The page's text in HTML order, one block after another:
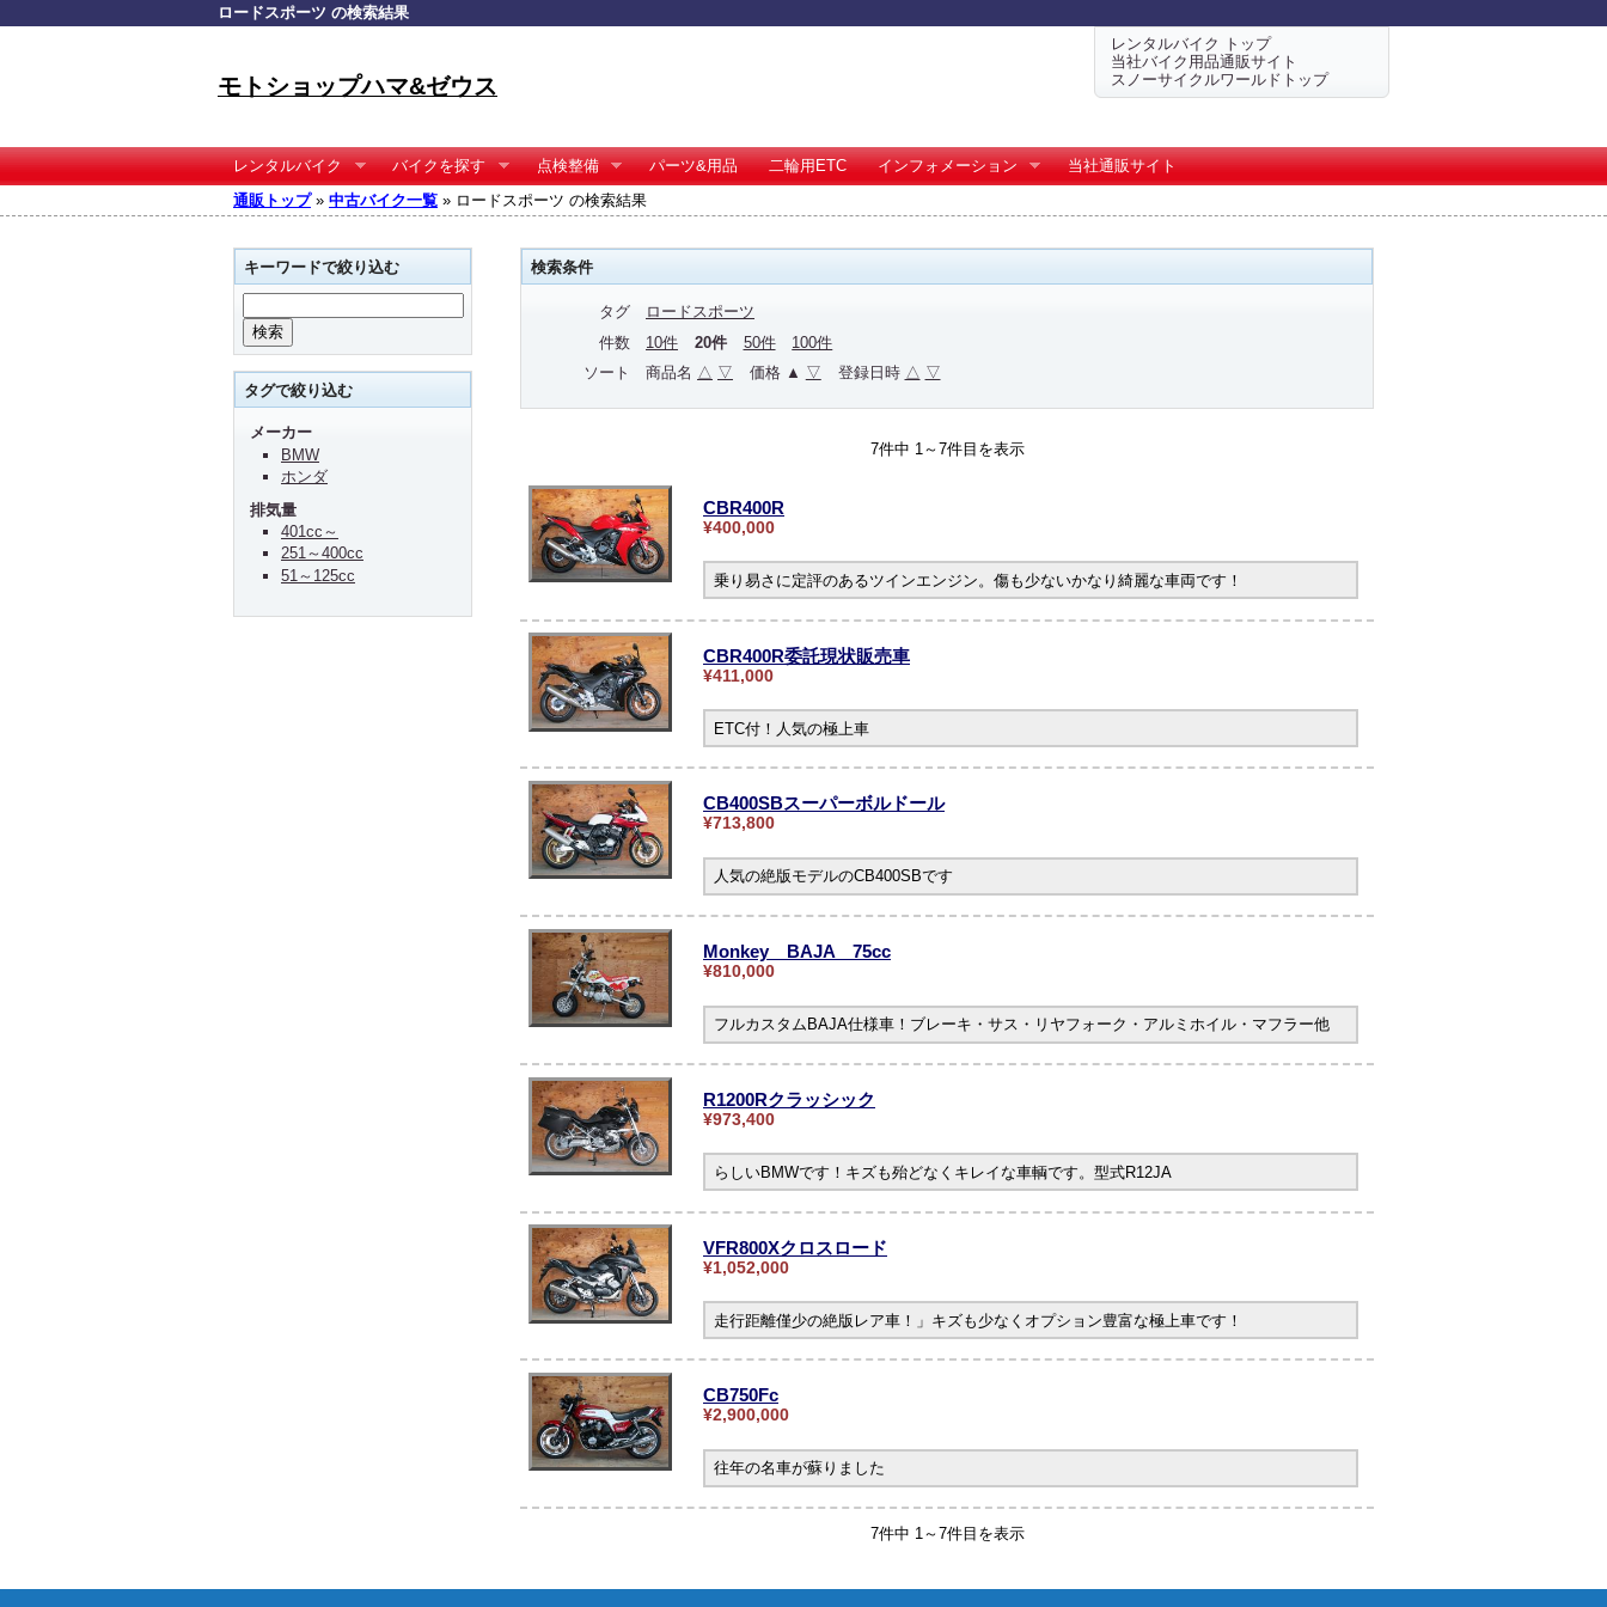
ロードスポーツ の検索結果
モトショップハマ&ゼウス
レンタルバイク トップ
当社バイク用品通販サイト
スノーサイクルワールドトップ
レンタルバイク バイクを探す 点検整備 パーツ&用品 二輪用ETC インフォメーション
当社通販サイト
通販トップ» 中古バイク一覧 » ロードスポーツ の検索結果
検索条件
タグ
ロードスポーツ
件数
10件 20件 50件
100件
ソート
商品名 △ ▽ 価格 ▲ ▽ 登録日時 △ ▽
7件中 1～7件目を表示
CBR400R
¥400,000
乗り易さに定評のあるツインエンジン。傷も少ないかなり綺麗な車両です！
CBR400R委託現状販売車
¥411,000
ETC付！人気の極上車
CB400SBスーパーボルドール
¥713,800
人気の絶版モデルのCB400SBです
Monkey BAJA 75cc
¥810,000
フルカスタムBAJA仕様車！ブレーキ・サス・リヤフォーク・アルミホイル・マフラー他
R1200Rクラッシック
¥973,400
らしいBMWです！キズも殆どなくキレイな車輌です。型式R12JA
VFR800Xクロスロード
¥1,052,000
走行距離僅少の絶版レア車！」キズも少なくオプション豊富な極上車です！
CB750Fc
¥2,900,000
往年の名車が蘇りました
7件中 1～7件目を表示
キーワードで絞り込む
タグで絞り込む
メーカー
BMW
ホンダ
排気量
401cc～
251～400cc
51～125cc